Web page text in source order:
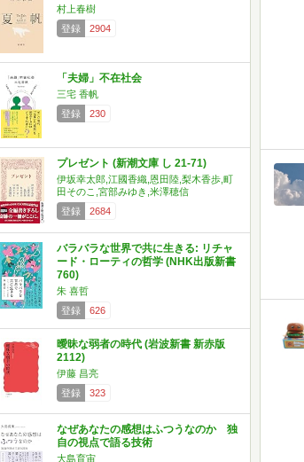
村上春樹
登録
2904
「夫婦」不在社会
三宅 香帆
登録
230
プレゼント (新潮文庫 し 21-71)
伊坂幸太郎,江國香織,恩田陸,梨木香歩,町
田そのこ,宮部みゆき,米澤穂信
登録
2684
バラバラな世界で共に生きる: リチャ
ード・ローティの哲学 (NHK出版新書
760)
朱 喜哲
登録
626
曖昧な弱者の時代 (岩波新書 新赤版
2112)
伊藤 昌亮
登録
323
なぜあなたの感想はふつうなのか 独
自の視点で語る技術
大島育宙